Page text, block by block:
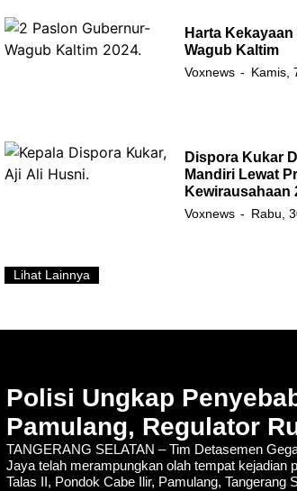
Harta
Wagub Kaltim
Voxnews Kamis,
Dispora Kukar
Mandiri Lewat
Kewirausahaan
Voxnews Rabu,
Lihat Lainnya
Polisi Ungkap
Pamulang, Regulator
TANGERANG SELATAN – Tim Detasemen
Jaya telah merampungkan olah tempat kejadian
Talas II, Pondok Cabe Ilir, Pamulang, Tangerang